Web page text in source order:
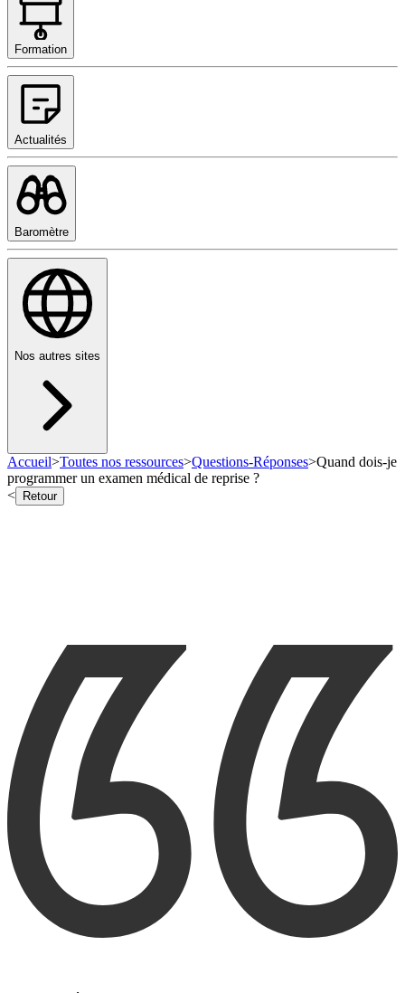
Formation
Actualités
Baromètre
Nos autres sites
Accueil>Toutes nos ressources>Questions-Réponses>Quand dois-je
programmer un examen médical de reprise ?
<
Retour